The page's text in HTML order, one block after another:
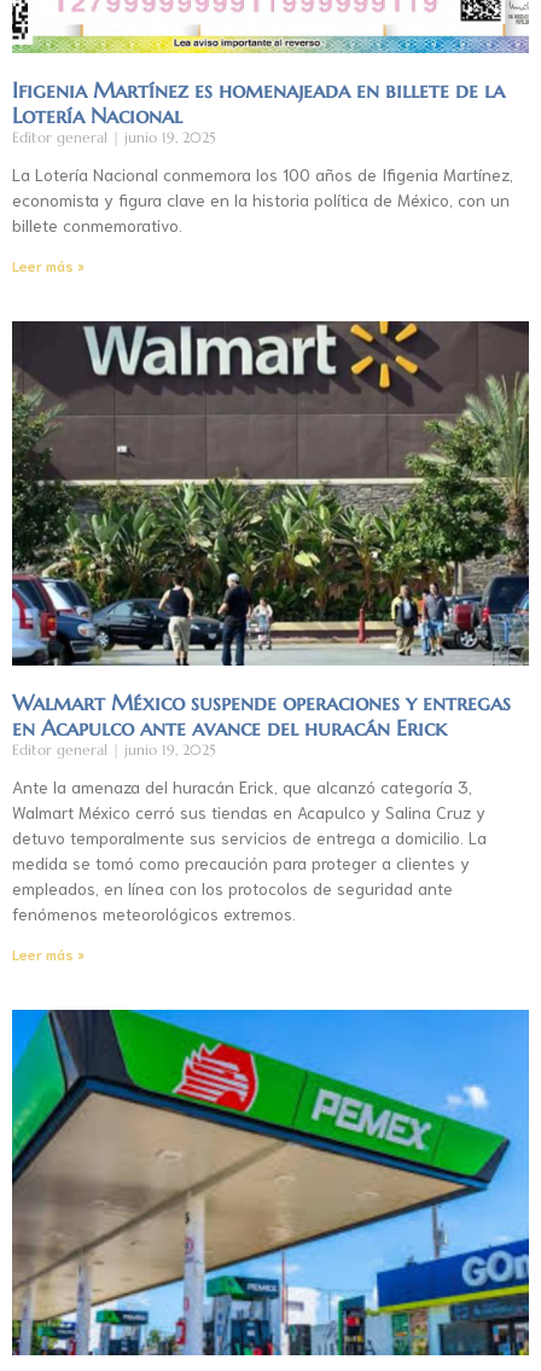
Ifigenia Martínez es homenajeada en billete de la
Lotería Nacional
Editor general junio 19, 2025
La Lotería Nacional conmemora los 100 años de Ifigenia Martínez,
economista y figura clave en la historia política de México, con un
billete conmemorativo.
Leer más »
Walmart México suspende operaciones y entregas
en Acapulco ante avance del huracán Erick
Editor general junio 19, 2025
Ante la amenaza del huracán Erick, que alcanzó categoría 3,
Walmart México cerró sus tiendas en Acapulco y Salina Cruz y
detuvo temporalmente sus servicios de entrega a domicilio. La
medida se tomó como precaución para proteger a clientes y
empleados, en línea con los protocolos de seguridad ante
fenómenos meteorológicos extremos.
Leer más »